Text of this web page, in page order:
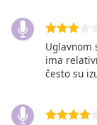
Fullscreen
This
window.
Uglavnom
ima
često su